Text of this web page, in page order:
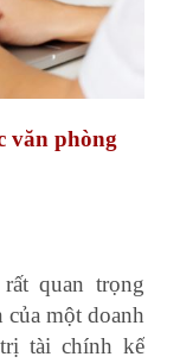
văn phòng
quan trọng
một doanh
tài chính kế